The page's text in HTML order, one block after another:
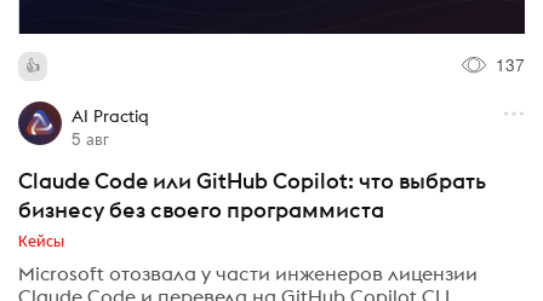
137
AI Practiq
5 авг
Claude Code или GitHub Copilot: что выбрать
бизнесу без своего программиста
Кейсы
Microsoft отозвала у части инженеров лицензии